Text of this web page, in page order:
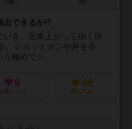
出できるか⁉︎
き、出来上がってゆく街
、ショットガンや斧を手
う極めてシ...
6
お気に入り
49
持ってる